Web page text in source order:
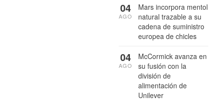
Mars incorpora mentol
natural trazable a su
cadena de suministro
europea de chicles
04
AGO
McCormick avanza en
su fusión con la
división de
alimentación de
Unilever
04
AGO